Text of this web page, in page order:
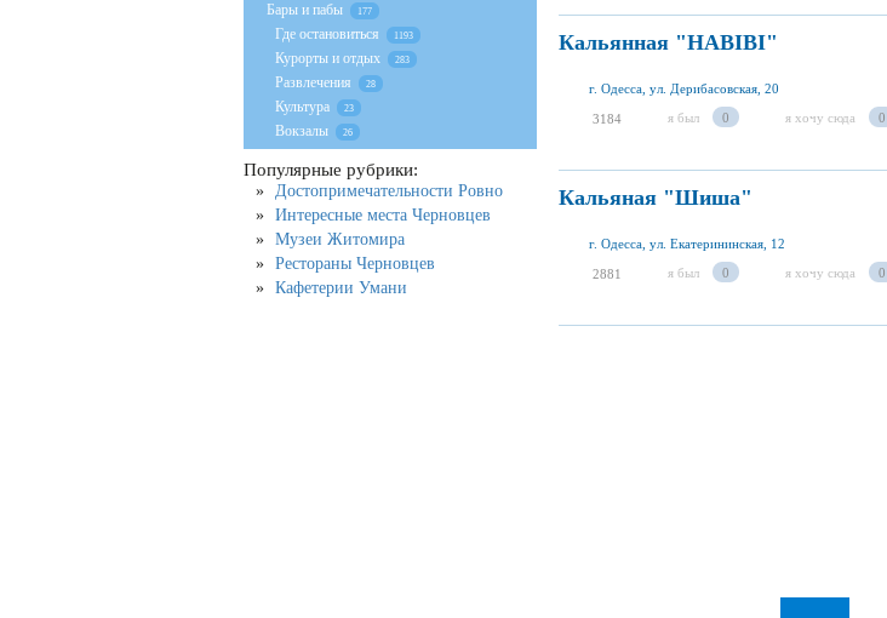
Кальянная "HABIBI"
г. Одесса, ул. Дерибасовская, 20
3184 я был 0 я хочу сюда 0
Кальяная "Шиша"
г. Одесса, ул. Екатерининская, 12
2881 я был 0 я хочу сюда 0
Бары и пабы 177
Где остановиться 1193
Курорты и отдых 283
Развлечения 28
Культура 23
Вокзалы 26
Популярные рубрики:
Достопримечательности Ровно
Интересные места Черновцев
Музеи Житомира
Рестораны Черновцев
Кафетерии Умани